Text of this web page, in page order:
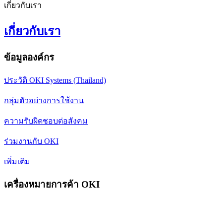
เกี่ยวกับเรา
เกี่ยวกับเรา
ข้อมูลองค์กร
ประวัติ OKI Systems (Thailand)
กลุ่มตัวอย่างการใช้งาน
ความรับผิดชอบต่อสังคม
ร่วมงานกับ OKI
เพิ่มเติม
เครื่องหมายการค้า OKI